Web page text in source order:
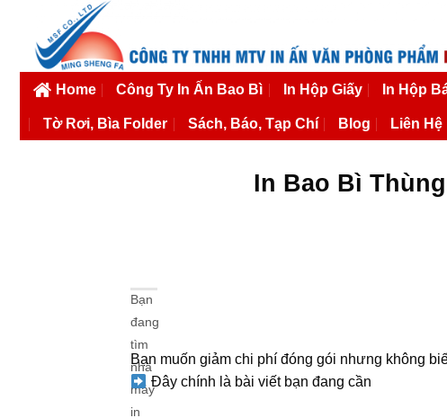
nội
Home Công Ty In Ấn Bao Bì In Hộp Giấy In Hộp
Tờ Rơi, Bìa Folder Sách, Báo, Tạp Chí Blog Liên Hệ
In Bao Bì
Bạn
đang
tìm
nhà
máy
in
Bạn muốn giảm chi phí đóng gói nhưng không
Đây chính là bài viết bạn đang cần